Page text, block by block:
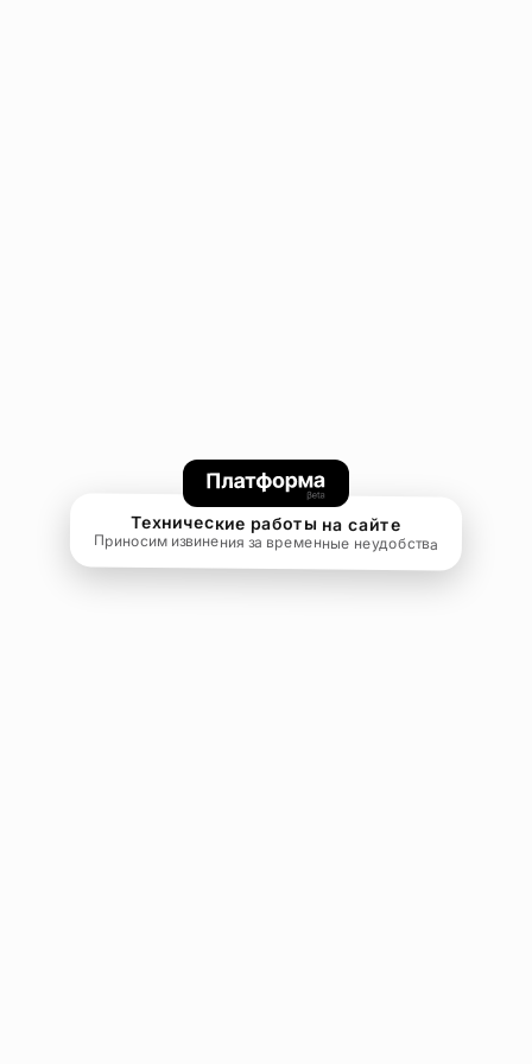
Технические работы на сайте
Приносим извинения за временные неудобства